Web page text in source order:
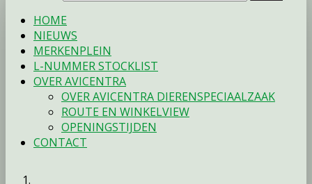
HOME
NIEUWS
MERKENPLEIN
L-NUMMER STOCKLIST
OVER AVICENTRA
OVER AVICENTRA DIERENSPECIAALZAAK
ROUTE EN WINKELVIEW
OPENINGSTIJDEN
CONTACT